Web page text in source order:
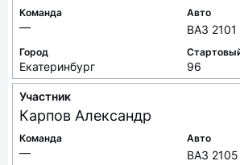
Команда
—
Авто
ВАЗ 2101
Город
Екатеринбург 96
Участник
Карпов Александр
Команда
—
Авто
ВАЗ 2105